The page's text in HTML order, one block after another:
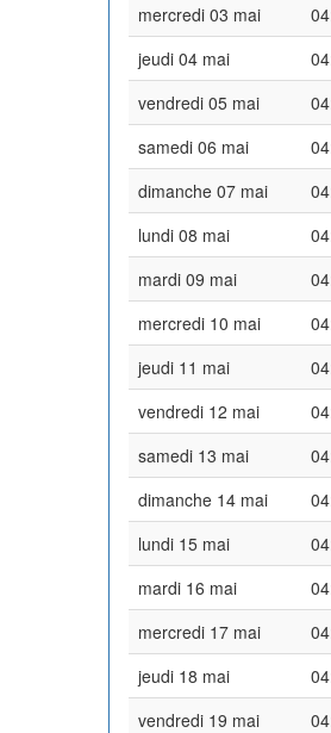
mercredi 03 mai
jeudi 04 mai
vendredi 05 mai
samedi 06 mai
dimanche 07 mai
lundi 08 mai
mardi 09 mai
mercredi 10 mai
jeudi 11 mai
vendredi 12 mai
samedi 13 mai
dimanche 14 mai
lundi 15 mai
mardi 16 mai
mercredi 17 mai
jeudi 18 mai
vendredi 19 mai